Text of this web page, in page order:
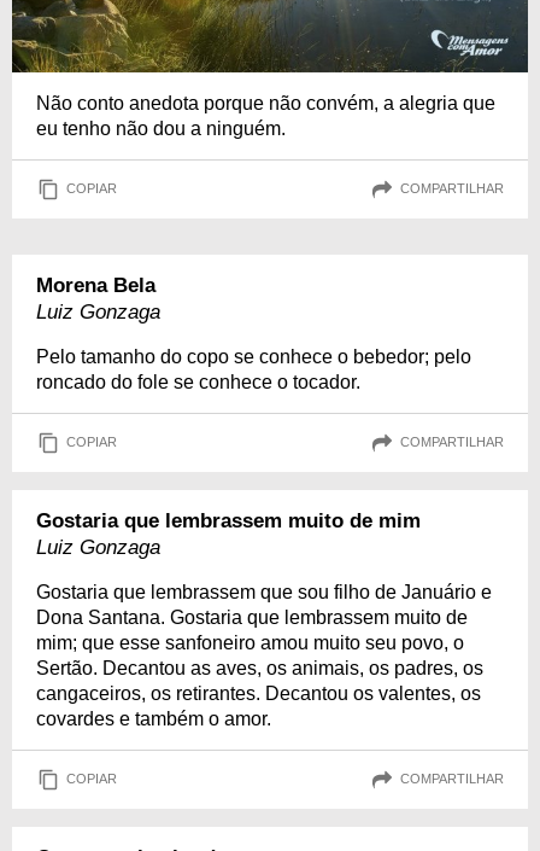
Não conto anedota porque não convém, a alegria que
eu tenho não dou a ninguém.
COPIAR COMPARTILHAR
Morena Bela
Luiz Gonzaga
Pelo tamanho do copo se conhece o bebedor; pelo
roncado do fole se conhece o tocador.
COPIAR COMPARTILHAR
Gostaria que lembrassem muito de mim
Luiz Gonzaga
Gostaria que lembrassem que sou filho de Januário e
Dona Santana. Gostaria que lembrassem muito de
mim; que esse sanfoneiro amou muito seu povo, o
Sertão. Decantou as aves, os animais, os padres, os
cangaceiros, os retirantes. Decantou os valentes, os
covardes e também o amor.
COPIAR COMPARTILHAR